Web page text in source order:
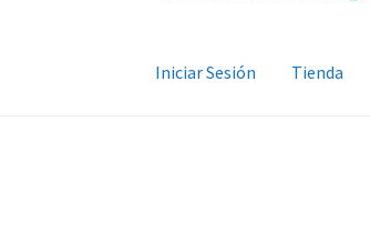
Iniciar Sesión Tienda